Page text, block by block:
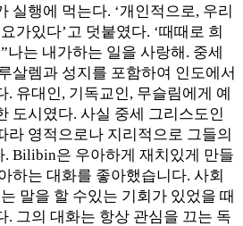
실행에 먹는다. ‘개인적으로, 우리
가있다’고 덧붙였다. ‘때때로 희
나는 내가하는 일을 사랑해. 중세
살렘과 성지를 포함하여 인도에서
. 유대인, 기독교인, 무슬림에게 예
도시였다. 사실 중세 그리스도인
라 영적으로나 지리적으로 그들의
Bilibin은 우아하게 재치있게 만들
하는 대화를 좋아했습니다. 사회
말을 할 수있는 기회가 있었을 때
. 그의 대화는 항상 관심을 끄는 독